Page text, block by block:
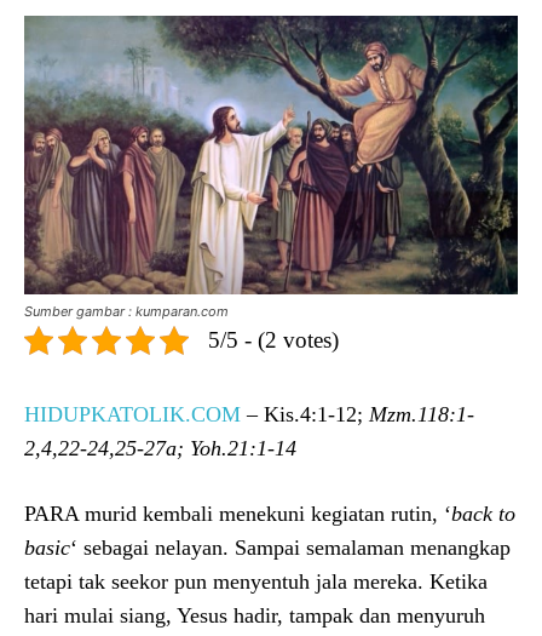
Sumber gambar : kumparan.com
5/5 - (2 votes)
HIDUPKATOLIK.COM – Kis.4:1-12; Mzm.118:1-
2,4,22-24,25-27a; Yoh.21:1-14
PARA murid kembali menekuni kegiatan rutin, ‘back to
basic‘ sebagai nelayan. Sampai semalaman menangkap
tetapi tak seekor pun menyentuh jala mereka. Ketika
hari mulai siang, Yesus hadir, tampak dan menyuruh